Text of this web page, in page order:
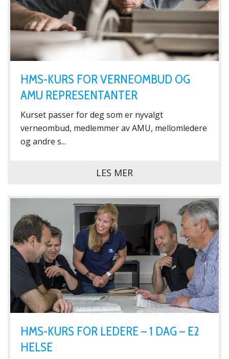
HMS-KURS FOR VERNEOMBUD OG
AMU REPRESENTANTER
Kurset passer for deg som er nyvalgt
verneombud, medlemmer av AMU, mellomledere
og andre s...
LES MER
HMS-KURS FOR LEDERE – 1 DAG – E2
HELSE